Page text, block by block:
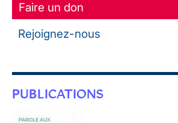
Faire un don
Rejoignez-nous
PUBLICATIONS